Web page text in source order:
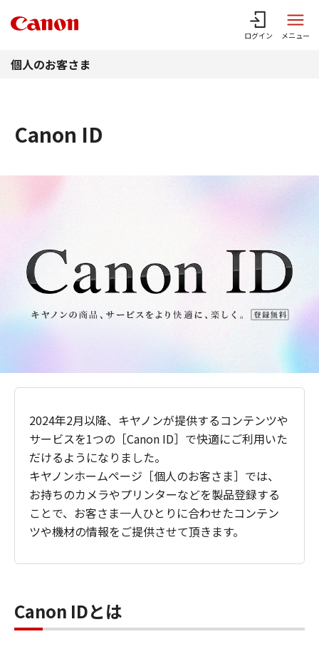
ログイン メニュー
個人のお客さま
Canon ID
2024年2月以降、キヤノンが提供するコンテンツや
サービスを1つの［Canon ID］で快適にご利用いた
だけるようになりました。
キヤノンホームページ［個人のお客さま］では、
お持ちのカメラやプリンターなどを製品登録する
ことで、お客さま一人ひとりに合わせたコンテン
ツや機材の情報をご提供させて頂きます。
Canon IDとは